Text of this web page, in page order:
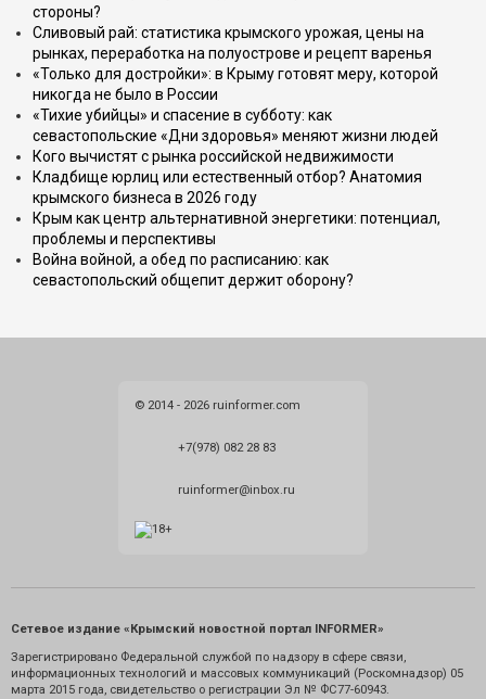
стороны?
Сливовый рай: статистика крымского урожая, цены на
рынках, переработка на полуострове и рецепт варенья
«Только для достройки»: в Крыму готовят меру, которой
никогда не было в России
«Тихие убийцы» и спасение в субботу: как
севастопольские «Дни здоровья» меняют жизни людей
Кого вычистят с рынка российской недвижимости
Кладбище юрлиц или естественный отбор? Анатомия
крымского бизнеса в 2026 году
Крым как центр альтернативной энергетики: потенциал,
проблемы и перспективы
Война войной, а обед по расписанию: как
севастопольский общепит держит оборону?
© 2014 - 2026 ruinformer.com
+7(978) 082 28 83
ruinformer@inbox.ru
Сетевое издание «Крымский новостной портал INFORMER»
Зарегистрировано Федеральной службой по надзору в сфере связи,
информационных технологий и массовых коммуникаций (Роскомнадзор) 05
марта 2015 года, свидетельство о регистрации Эл № ФС77-60943.